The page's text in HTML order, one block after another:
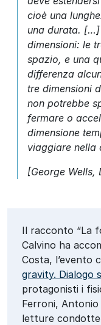
cioè una lungh
una durata. […]
dimensioni: le
spazio, e una
differenza
tre dimensioni
non potrebbe
fermare o
dimensione
viaggiare nella
[George Wells,
Il racconto “La
Calvino ha
Costa, l’evento
gravity. Dialogo
protagonisti i
Ferroni,
letture condotte